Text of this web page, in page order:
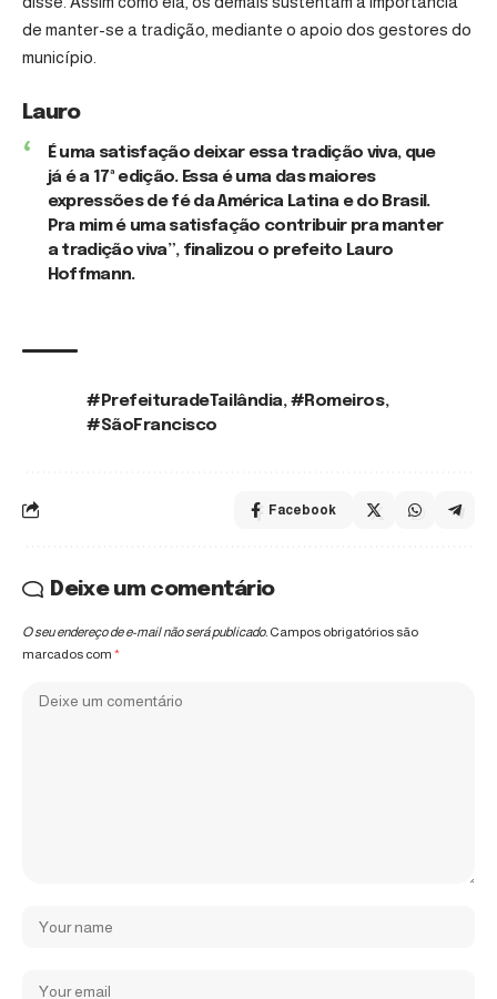
de manter-se a tradição, mediante o apoio dos gestores do
município.
Lauro
É uma satisfação deixar essa tradição viva, que
já é a 17ª edição. Essa é uma das maiores
expressões de fé da América Latina e do Brasil.
Pra mim é uma satisfação contribuir pra manter
a tradição viva”, finalizou o prefeito Lauro
Hoffmann.
#PrefeituradeTailândia,#Romeiros,
#SãoFrancisco
Facebook
Deixe um comentário
O seu endereço de e-mail não será publicado. Campos obrigatórios são
marcados com *